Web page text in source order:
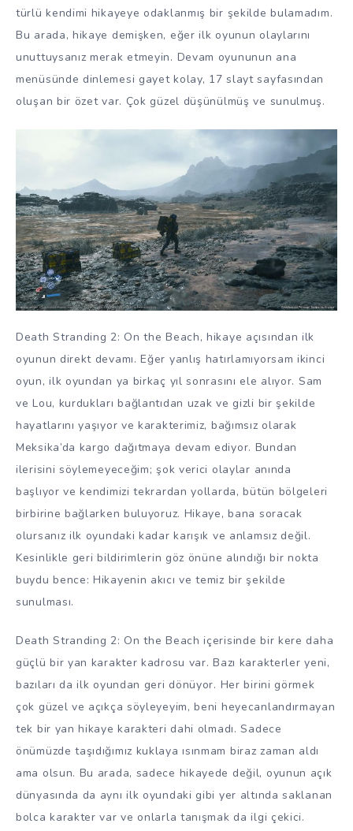
türlü kendimi hikayeye odaklanmış bir şekilde bulamadım.
Bu arada, hikaye demişken, eğer ilk oyunun olaylarını
unuttuysanız merak etmeyin. Devam oyununun ana
menüsünde dinlemesi gayet kolay, 17 slayt sayfasından
oluşan bir özet var. Çok güzel düşünülmüş ve sunulmuş.
Death Stranding 2: On the Beach, hikaye açısından ilk
oyunun direkt devamı. Eğer yanlış hatırlamıyorsam ikinci
oyun, ilk oyundan ya birkaç yıl sonrasını ele alıyor. Sam
ve Lou, kurdukları bağlantıdan uzak ve gizli bir şekilde
hayatlarını yaşıyor ve karakterimiz, bağımsız olarak
Meksika’da kargo dağıtmaya devam ediyor. Bundan
ilerisini söylemeyeceğim; şok verici olaylar anında
başlıyor ve kendimizi tekrardan yollarda, bütün bölgeleri
birbirine bağlarken buluyoruz. Hikaye, bana soracak
olursanız ilk oyundaki kadar karışık ve anlamsız değil.
Kesinlikle geri bildirimlerin göz önüne alındığı bir nokta
buydu bence: Hikayenin akıcı ve temiz bir şekilde
sunulması.
Death Stranding 2: On the Beach içerisinde bir kere daha
güçlü bir yan karakter kadrosu var. Bazı karakterler yeni,
bazıları da ilk oyundan geri dönüyor. Her birini görmek
çok güzel ve açıkça söyleyeyim, beni heyecanlandırmayan
tek bir yan hikaye karakteri dahi olmadı. Sadece
önümüzde taşıdığımız kuklaya ısınmam biraz zaman aldı
ama olsun. Bu arada, sadece hikayede değil, oyunun açık
dünyasında da aynı ilk oyundaki gibi yer altında saklanan
bolca karakter var ve onlarla tanışmak da ilgi çekici.